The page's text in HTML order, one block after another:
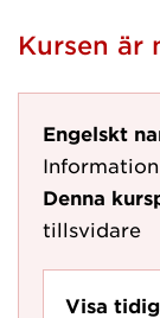
Kursen är
Engelskt
Denna
tillsvidare
Visa